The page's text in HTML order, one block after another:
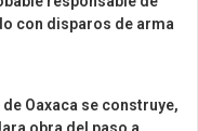
con disparos de arma
Oaxaca se construye,
obra del paso a